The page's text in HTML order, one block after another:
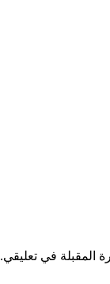
المقبلة في تعليقي.